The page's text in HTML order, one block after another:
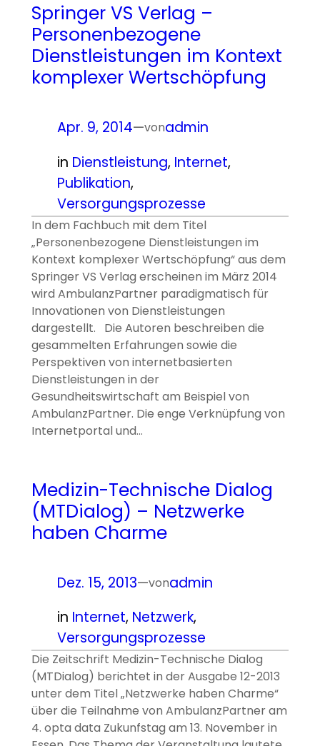
Springer VS Verlag –
Personenbezogene
Dienstleistungen im Kontext
komplexer Wertschöpfung
Apr. 9, 2014—vonadmin
in Dienstleistung, Internet
Publikation
Versorgungsprozesse
In dem Fachbuch mit dem Titel
„Personenbezogene Dienstleistungen im
Kontext komplexer Wertschöpfung“ aus dem
Springer VS Verlag erscheinen im März 2014
wird AmbulanzPartner paradigmatisch für
Innovationen von Dienstleistungen
dargestellt. Die Autoren beschreiben die
gesammelten Erfahrungen sowie die
Perspektiven von internetbasierten
Dienstleistungen in der
Gesundheitswirtschaft am Beispiel von
AmbulanzPartner. Die enge Verknüpfung von
Internetportal und…
Medizin-Technische Dialog
(MTDialog) – Netzwerke
haben Charme
Dez. 15, 2013—vonadmin
in Internet, Netzwerk
Versorgungsprozesse
Die Zeitschrift Medizin-Technische Dialog
(MTDialog) berichtet in der Ausgabe 12-2013
unter dem Titel „Netzwerke haben Charme“
über die Teilnahme von AmbulanzPartner am
4. opta data Zukunfstag am 13. November in